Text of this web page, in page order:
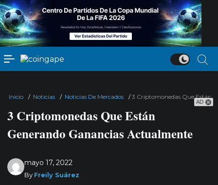
AD
Inicio / Noticias / Noticias De Mercados /3 Criptomonedas Que Están
3 Criptomonedas Que Están
Generando Ganancias Actualmente
mayo 17, 2022
By Freily Suárez